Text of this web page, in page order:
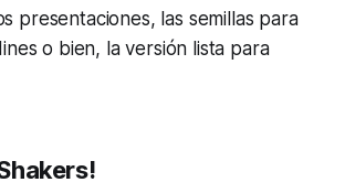
presentaciones, las semillas para
o bien, la versión lista para